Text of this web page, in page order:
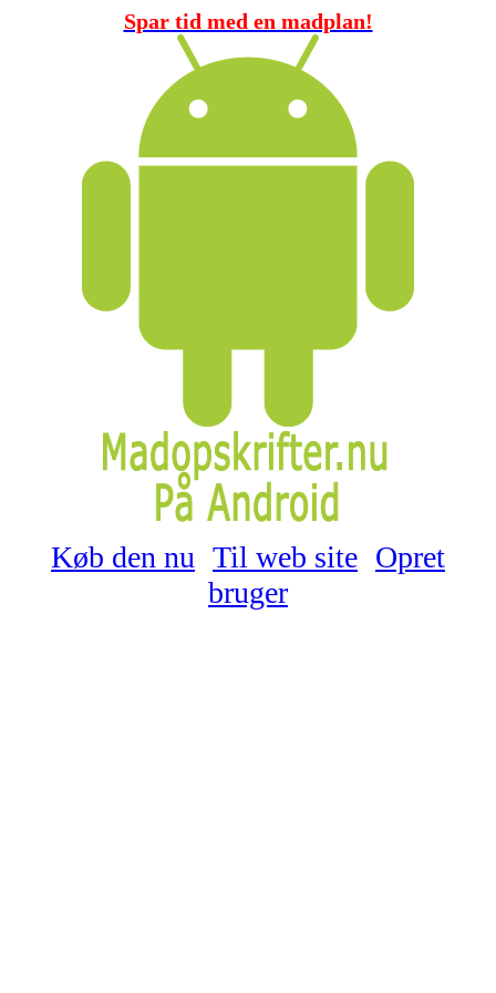
Spar tid med en madplan!
Køb den nu Til web site Opret
bruger